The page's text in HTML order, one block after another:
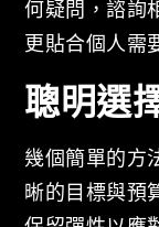
何疑問，諮詢
更貼合個人需
聰明選
幾個簡單的方
晰的目標與預